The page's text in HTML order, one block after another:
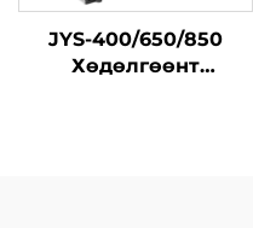
JYS-400/650/850
Хөдөлгөөнт